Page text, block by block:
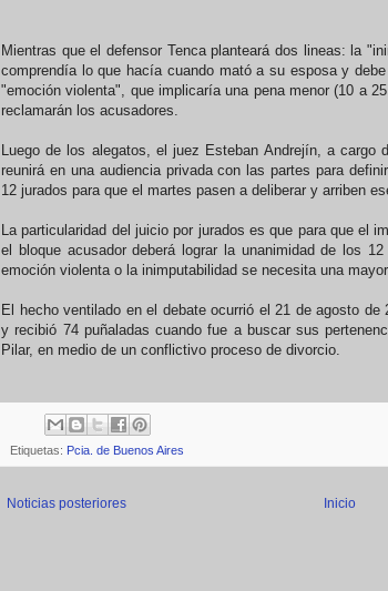
Mientras que el defensor Tenca planteará dos lineas: la
comprendía lo que hacía cuando mató a su esposa y
"emoción violenta", que implicaría una pena menor (10 a
reclamarán los acusadores.
Luego de los alegatos, el juez Esteban Andrejín, a
reunirá en una audiencia privada con las partes para
12 jurados para que el martes pasen a deliberar y arriben
La particularidad del juicio por jurados es que para que el
el bloque acusador deberá lograr la unanimidad de los
emoción violenta o la inimputabilidad se necesita una
El hecho ventilado en el debate ocurrió el 21 de agosto
y recibió 74 puñaladas cuando fue a buscar sus
Pilar, en medio de un conflictivo proceso de divorcio.
Etiquetas: Pcia. de Buenos Aires
Noticias posteriores Inicio